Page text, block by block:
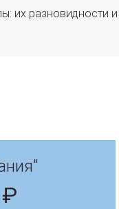
их разновидности